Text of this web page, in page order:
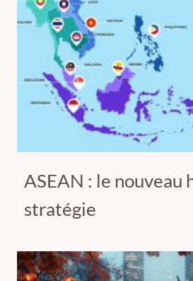
ASEAN : le nouveau
stratégie